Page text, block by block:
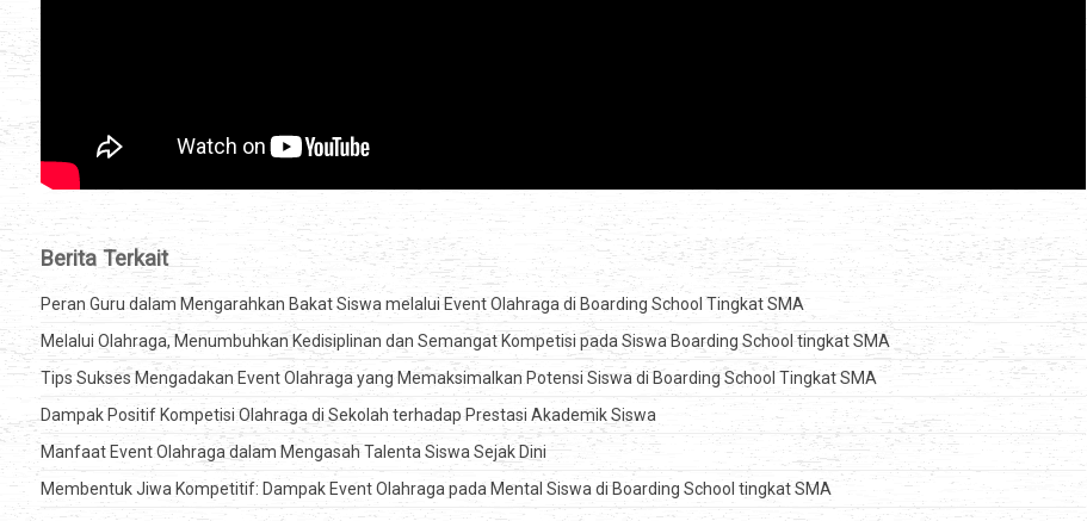
Berita Terkait
Peran Guru dalam Mengarahkan Bakat Siswa melalui Event Olahraga di Boarding School Tingkat SMA
Melalui Olahraga, Menumbuhkan Kedisiplinan dan Semangat Kompetisi pada Siswa Boarding School tingkat SMA
Tips Sukses Mengadakan Event Olahraga yang Memaksimalkan Potensi Siswa di Boarding School Tingkat SMA
Dampak Positif Kompetisi Olahraga di Sekolah terhadap Prestasi Akademik Siswa
Manfaat Event Olahraga dalam Mengasah Talenta Siswa Sejak Dini
Membentuk Jiwa Kompetitif: Dampak Event Olahraga pada Mental Siswa di Boarding School tingkat SMA